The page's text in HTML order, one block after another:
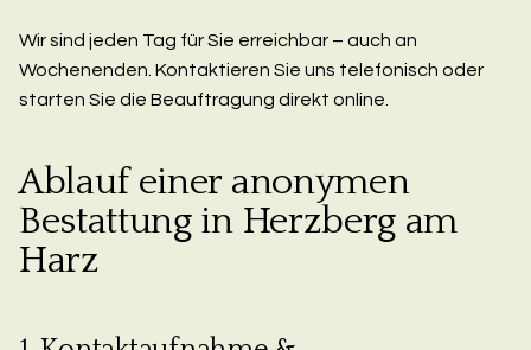
Wir sind jeden Tag für Sie erreichbar – auch an
Wochenenden. Kontaktieren Sie uns telefonisch oder
starten Sie die Beauftragung direkt online.
Ablauf einer anonymen
Bestattung in Herzberg am
Harz